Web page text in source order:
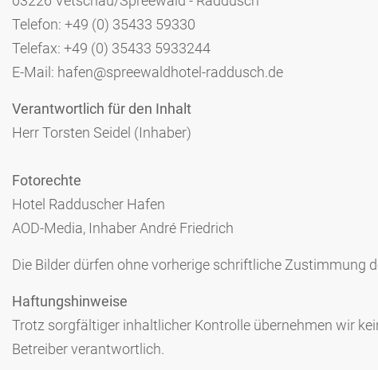
Telefon: +49 (0) 35433 59330
Telefax: +49 (0) 35433 5933244
E-Mail: hafen@spreewaldhotel-raddusch.de
Verantwortlich für den Inhalt
Herr Torsten Seidel (Inhaber)
Fotorechte
Hotel Radduscher Hafen
AOD-Media, Inhaber André Friedrich
Die Bilder dürfen ohne vorherige schriftliche Zustimmung
Haftungshinweise
Trotz sorgfältiger inhaltlicher Kontrolle übernehmen wir
Betreiber verantwortlich.